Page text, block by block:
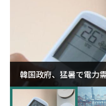
韓国政府、猛暑で電力
に需給対応体制を点検